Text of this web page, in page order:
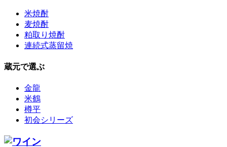
米焼酎
麦焼酎
粕取り焼酎
連続式蒸留焼
蔵元で選ぶ
金龍
米鶴
樽平
初会シリーズ